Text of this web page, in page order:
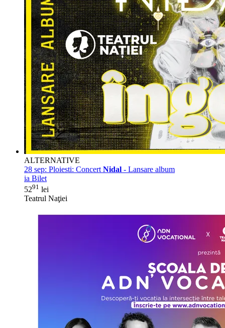
ALTERNATIVE
28 sep: Ploiesti: Concert Nidal - Lansare album
ia Bilet
5291 lei
Teatrul Naţiei